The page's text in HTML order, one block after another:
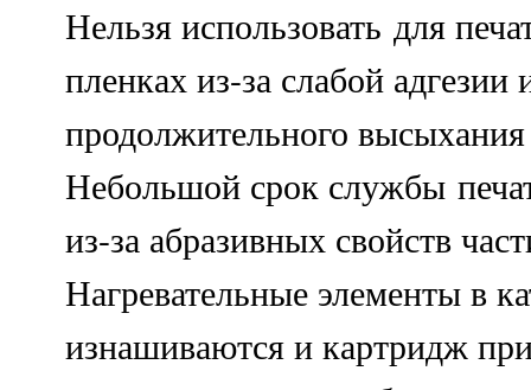
Нельзя использовать для
пленках из-за слабой адгезии
продолжительного
Небольшой срок службы
из-за абразивных свойств
Нагревательные элементы в
изнашиваются и картридж